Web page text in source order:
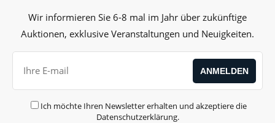
Wir informieren Sie 6-8 mal im Jahr über zukünftige
Auktionen, exklusive Veranstaltungen und Neuigkeiten.
Ich möchte Ihren Newsletter erhalten und akzeptiere die
Datenschutzerklärung.